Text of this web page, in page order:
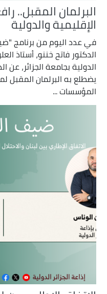
البرلمان المقبل..
الإقليمية والدولية
في عدد اليوم من برنامج
الدكتور فاتح خننو، أستاذ
الدولية بجامعة الجزائر، عن
يضطلع به البرلمان المقبل
المؤسسات ...